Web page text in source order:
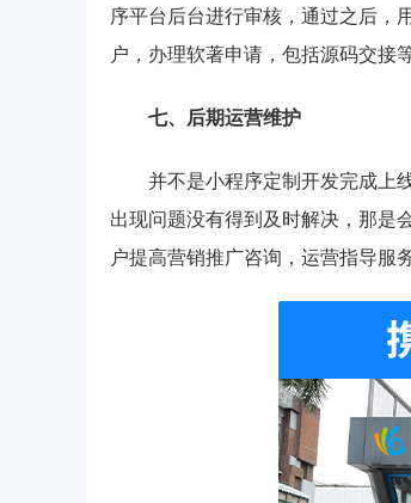
序平台后台进行审核，通过之后，
户，办理软著申请，包括源码交接等
七、后期运营维护
并不是小程序定制开发完成上
出现问题没有得到及时解决，那是
户提高营销推广咨询，运营指导服